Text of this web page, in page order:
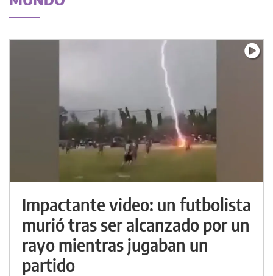
Impactante video: un futbolista
murió tras ser alcanzado por un
rayo mientras jugaban un
partido